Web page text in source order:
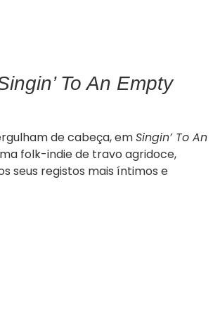
To An Empty
de cabeça, emSingin’ To An
folk-indie de travo agridoce,
seus registos mais íntimos e